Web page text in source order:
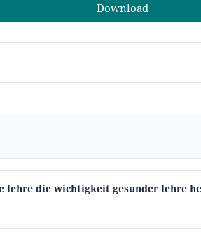
Download
lehre die wichtigkeit gesunder lehre